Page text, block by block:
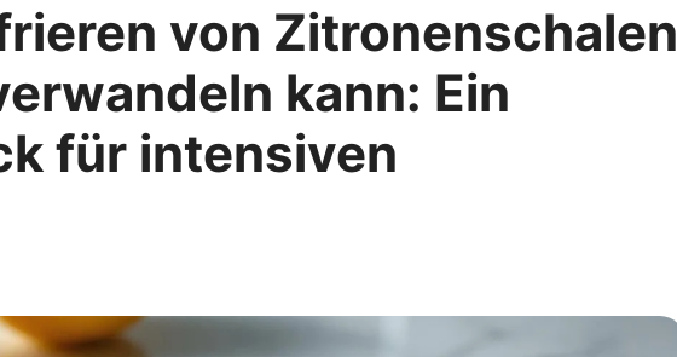
von Zitronenschalen
kann: Ein
für intensiven